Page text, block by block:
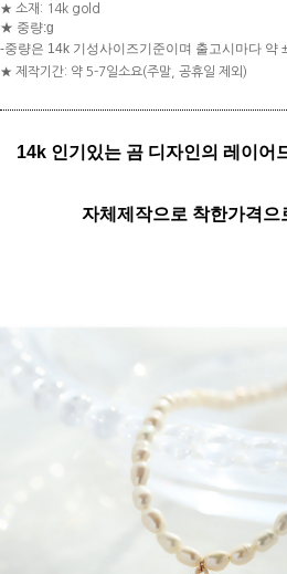
★ 소재: 14k gold
★ 중량:g
-중량은 14k 기성사이즈기준이며 출고시마다 약
★ 제작기간: 약 5-7일소요(주말, 공휴일 제외)
14k 인기있는 곰 디자인의 레이어
자체제작으로 착한가격으